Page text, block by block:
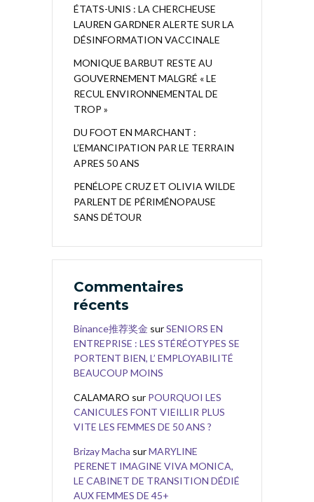
ÉTATS-UNIS : LA CHERCHEUSE
LAUREN GARDNER ALERTE SUR LA
DÉSINFORMATION VACCINALE
MONIQUE BARBUT RESTE AU
GOUVERNEMENT MALGRÉ « LE
RECUL ENVIRONNEMENTAL DE
TROP »
DU FOOT EN MARCHANT :
L’EMANCIPATION PAR LE TERRAIN
APRES 50 ANS
PENÉLOPE CRUZ ET OLIVIA WILDE
PARLENT DE PÉRIMÉNOPAUSE
SANS DÉTOUR
Commentaires
récents
Binance推荐奖金 surSENIORS EN
ENTREPRISE : LES STÉRÉOTYPES SE
PORTENT BIEN, L’ EMPLOYABILITÉ
BEAUCOUP MOINS
CALAMARO sur POURQUOI LES
CANICULES FONT VIEILLIR PLUS
VITE LES FEMMES DE 50 ANS ?
Brizay Macha surMARYLINE
PERENET IMAGINE VIVA MONICA,
LE CABINET DE TRANSITION DÉDIÉ
AUX FEMMES DE 45+